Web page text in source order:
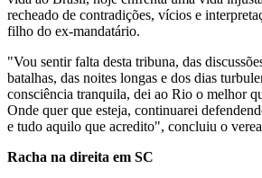
recheado de contradições, vícios e
filho do ex-mandatário.
"Vou sentir falta desta tribuna, das
batalhas, das noites longas e dos dias
consciência tranquila, dei ao Rio o melhor
Onde quer que esteja, continuarei
e tudo aquilo que acredito", concluiu o
Racha na direita em SC